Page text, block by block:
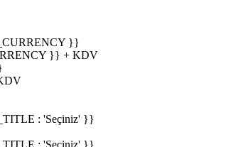
}}
}} + KDV
: 'Seçiniz' }}
: 'Seçiniz' }}